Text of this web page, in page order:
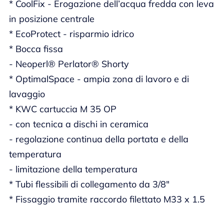
* CoolFix - Erogazione dell’acqua fredda con leva
in posizione centrale
* EcoProtect - risparmio idrico
* Bocca fissa
- Neoperl® Perlator® Shorty
* OptimalSpace - ampia zona di lavoro e di
lavaggio
* KWC cartuccia M 35 OP
- con tecnica a dischi in ceramica
- regolazione continua della portata e della
temperatura
- limitazione della temperatura
* Tubi flessibili di collegamento da 3/8"
* Fissaggio tramite raccordo filettato M33 x 1.5